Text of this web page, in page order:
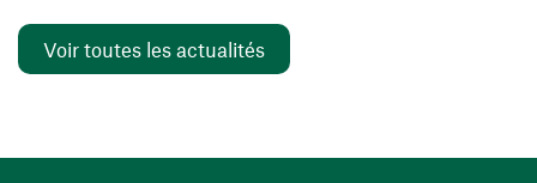
Voir toutes les actualités